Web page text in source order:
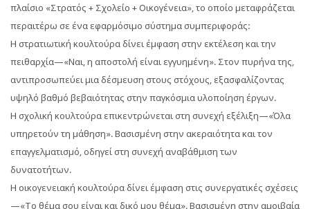
πλαίσιο «Στρατός + Σχολείο + Οικογένεια», το οποίο μεταφράζεται
περαιτέρω σε ένα εφαρμόσιμο σύστημα συμπεριφοράς:
Η στρατιωτική κουλτούρα δίνει έμφαση στην εκτέλεση και την
πειθαρχία—«Ναι, η αποστολή είναι εγγυημένη». Στον πυρήνα της,
αντιπροσωπεύει μια δέσμευση στους στόχους, εξασφαλίζοντας
υψηλό βαθμό βεβαιότητας στην παγκόσμια υλοποίηση έργων.
Η σχολική κουλτούρα επικεντρώνεται στη συνεχή εξέλιξη—«Όλα
υπηρετούν τη μάθηση». Βασισμένη στην ακεραιότητα και τον
επαγγελματισμό, οδηγεί στη συνεχή αναβάθμιση των
δυνατοτήτων.
Η οικογενειακή κουλτούρα δίνει έμφαση στις συνεργατικές σχέσεις
—«Το θέμα σου είναι και δικό μου θέμα». Βασισμένη στην αμοιβαία